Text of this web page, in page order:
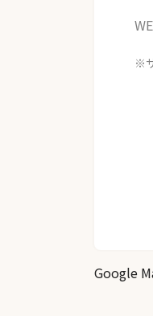
※
Google